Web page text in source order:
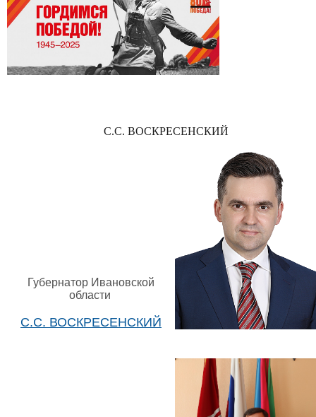
С.С. ВОСКРЕСЕНСКИЙ
Губернатор Ивановской
области
С.С. ВОСКРЕСЕНСКИЙ